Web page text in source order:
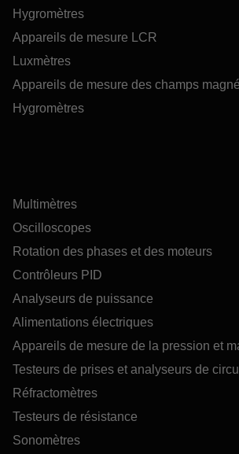
Hygromètres
Appareils de mesure LCR
Luxmètres
Appareils de mesure des champs
Hygromètres
Multimètres
Oscilloscopes
Rotation des phases et des moteurs
Contrôleurs PID
Analyseurs de puissance
Alimentations électriques
Appareils de mesure de la pression et
Testeurs de prises et analyseurs de
Réfractomètres
Testeurs de résistance
Sonomètres